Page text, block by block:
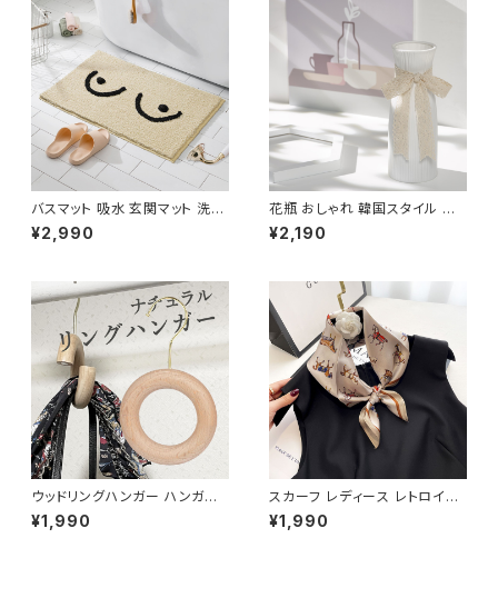
バスマット 吸水 玄関マット 洗面
所 北欧 モダン 韓国風 滑止め
NTBM002
¥2,990
花瓶 おしゃれ 韓国スタイル ホ
ワイト 北欧デザイン リボン付き
NTFV004
¥2,190
ウッドリングハンガー ハンガー
木製 ゴールド色フック HNGR1
01
¥1,990
スカーフ レディース レトロイラ
ストプリント シルク調 正方形 S
CRF201
¥1,990